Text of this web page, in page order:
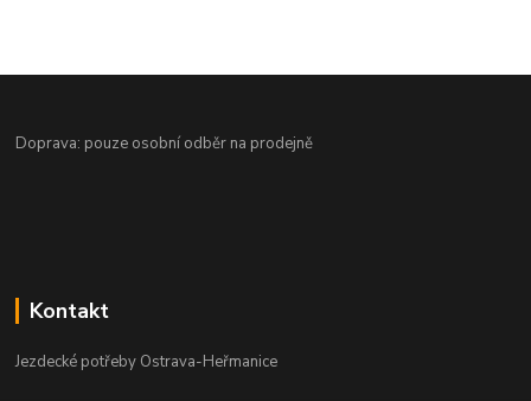
Doprava: pouze osobní odběr na prodejně
Kontakt
Jezdecké potřeby Ostrava-Heřmanice